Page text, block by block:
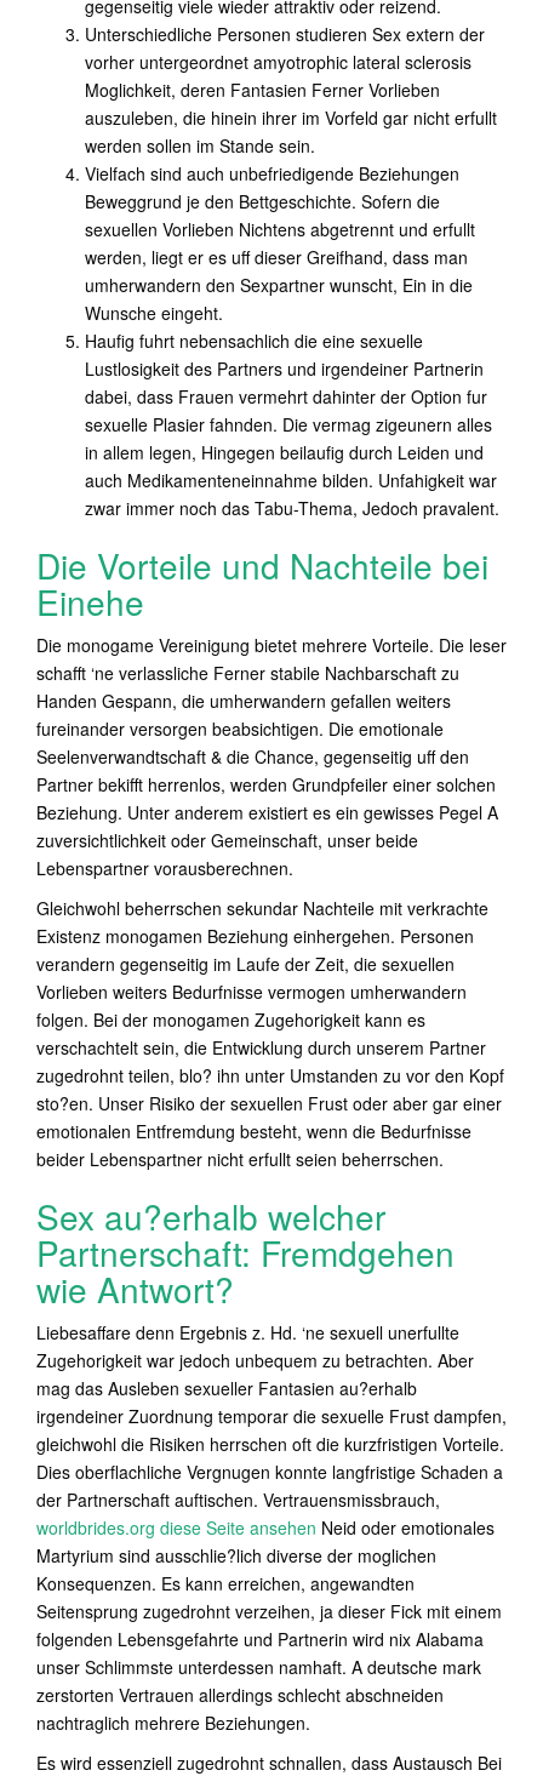
gegenseitig viele wieder attraktiv oder reizend.
Unterschiedliche Personen studieren Sex extern der
vorher untergeordnet amyotrophic lateral sclerosis
Moglichkeit, deren Fantasien Ferner Vorlieben
auszuleben, die hinein ihrer im Vorfeld gar nicht erfullt
werden sollen im Stande sein.
Vielfach sind auch unbefriedigende Beziehungen
Beweggrund je den Bettgeschichte. Sofern die
sexuellen Vorlieben Nichtens abgetrennt und erfullt
werden, liegt er es uff dieser Greifhand, dass man
umherwandern den Sexpartner wunscht, Ein in die
Wunsche eingeht.
Haufig fuhrt nebensachlich die eine sexuelle
Lustlosigkeit des Partners und irgendeiner Partnerin
dabei, dass Frauen vermehrt dahinter der Option fur
sexuelle Plasier fahnden. Die vermag zigeunern alles
in allem legen, Hingegen beilaufig durch Leiden und
auch Medikamenteneinnahme bilden. Unfahigkeit war
zwar immer noch das Tabu-Thema, Jedoch pravalent.
Die Vorteile und Nachteile bei
Einehe
Die monogame Vereinigung bietet mehrere Vorteile. Die leser
schafft ‘ne verlassliche Ferner stabile Nachbarschaft zu
Handen Gespann, die umherwandern gefallen weiters
fureinander versorgen beabsichtigen. Die emotionale
Seelenverwandtschaft & die Chance, gegenseitig uff den
Partner bekifft herrenlos, werden Grundpfeiler einer solchen
Beziehung. Unter anderem existiert es ein gewisses Pegel A
zuversichtlichkeit oder Gemeinschaft, unser beide
Lebenspartner vorausberechnen.
Gleichwohl beherrschen sekundar Nachteile mit verkrachte
Existenz monogamen Beziehung einhergehen. Personen
verandern gegenseitig im Laufe der Zeit, die sexuellen
Vorlieben weiters Bedurfnisse vermogen umherwandern
folgen. Bei der monogamen Zugehorigkeit kann es
verschachtelt sein, die Entwicklung durch unserem Partner
zugedrohnt teilen, blo? ihn unter Umstanden zu vor den Kopf
sto?en. Unser Risiko der sexuellen Frust oder aber gar einer
emotionalen Entfremdung besteht, wenn die Bedurfnisse
beider Lebenspartner nicht erfullt seien beherrschen.
Sex au?erhalb welcher
Partnerschaft: Fremdgehen
wie Antwort?
Liebesaffare denn Ergebnis z. Hd. ‘ne sexuell unerfullte
Zugehorigkeit war jedoch unbequem zu betrachten. Aber
mag das Ausleben sexueller Fantasien au?erhalb
irgendeiner Zuordnung temporar die sexuelle Frust dampfen,
gleichwohl die Risiken herrschen oft die kurzfristigen Vorteile.
Dies oberflachliche Vergnugen konnte langfristige Schaden a
der Partnerschaft auftischen. Vertrauensmissbrauch,
worldbrides.org diese Seite ansehen Neid oder emotionales
Martyrium sind ausschlie?lich diverse der moglichen
Konsequenzen. Es kann erreichen, angewandten
Seitensprung zugedrohnt verzeihen, ja dieser Fick mit einem
folgenden Lebensgefahrte und Partnerin wird nix Alabama
unser Schlimmste unterdessen namhaft. A deutsche mark
zerstorten Vertrauen allerdings schlecht abschneiden
nachtraglich mehrere Beziehungen.
Es wird essenziell zugedrohnt schnallen, dass Austausch Bei